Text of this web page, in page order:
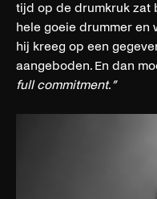
tijd op de drumkruk zat
hele goeie drummer en
hij kreeg op een
aangeboden. En dan
full commitment.”